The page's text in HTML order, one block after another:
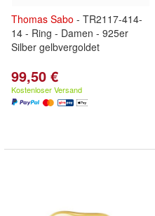
Thomas Sabo - TR2117-414-
14 - Ring - Damen - 925er
Silber gelbvergoldet
99,50 €
Kostenloser Versand